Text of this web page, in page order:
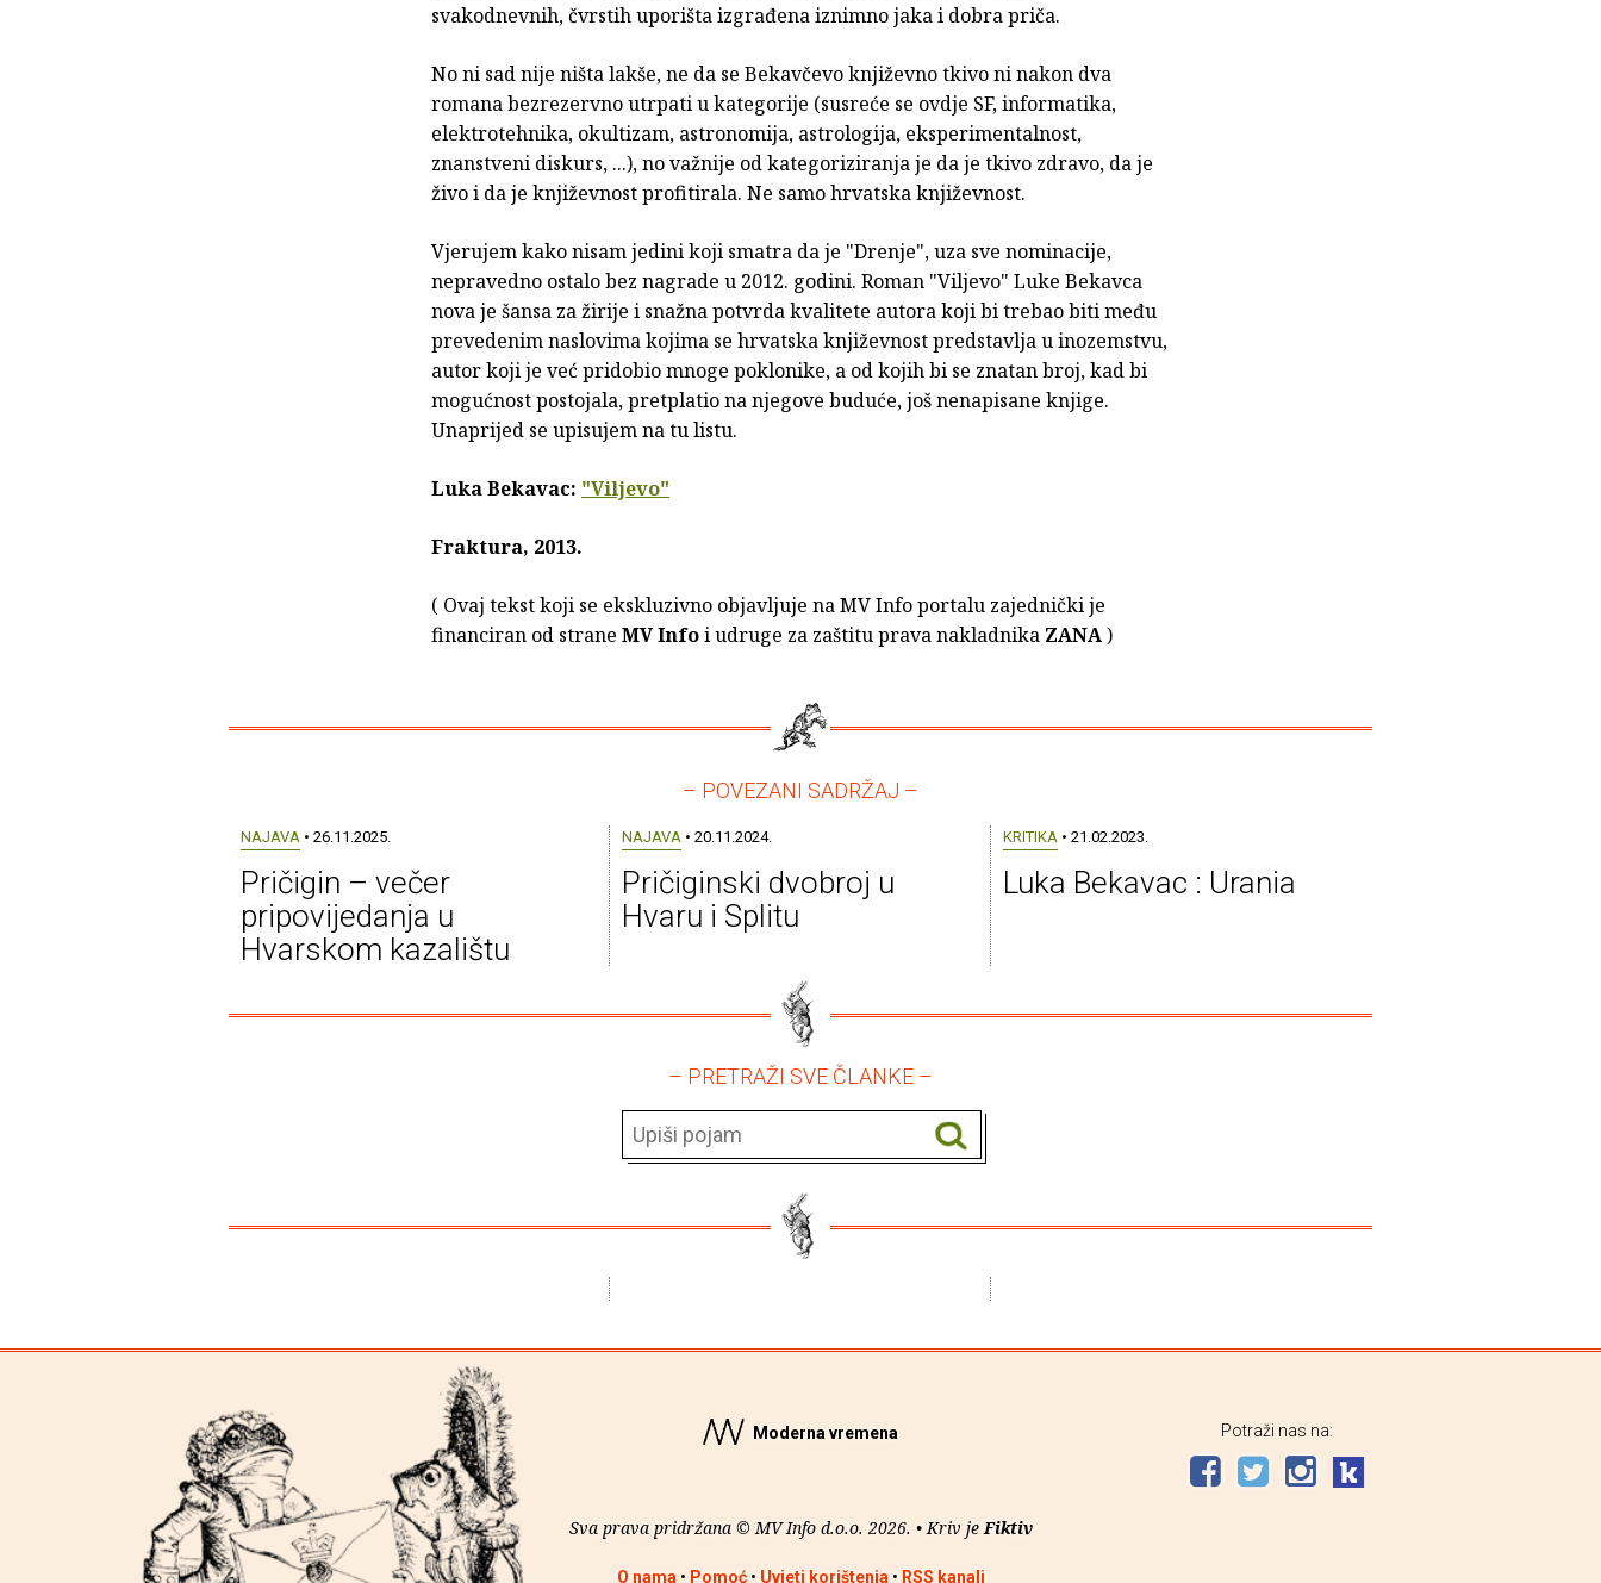
svakodnevnih, čvrstih uporišta izgrađena iznimno jaka i dobra priča.
No ni sad nije ništa lakše, ne da se Bekavčevo književno tkivo ni nakon dva
romana bezrezervno utrpati u kategorije (susreće se ovdje SF, informatika,
elektrotehnika, okultizam, astronomija, astrologija, eksperimentalnost,
znanstveni diskurs, ...), no važnije od kategoriziranja je da je tkivo zdravo, da je
živo i da je književnost profitirala. Ne samo hrvatska književnost.
Vjerujem kako nisam jedini koji smatra da je "Drenje", uza sve nominacije,
nepravedno ostalo bez nagrade u 2012. godini. Roman "Viljevo" Luke Bekavca
nova je šansa za žirije i snažna potvrda kvalitete autora koji bi trebao biti među
prevedenim naslovima kojima se hrvatska književnost predstavlja u inozemstvu,
autor koji je već pridobio mnoge poklonike, a od kojih bi se znatan broj, kad bi
mogućnost postojala, pretplatio na njegove buduće, još nenapisane knjige.
Unaprijed se upisujem na tu listu.
Luka Bekavac: "Viljevo"
Fraktura, 2013.
( Ovaj tekst koji se ekskluzivno objavljuje na MV Info portalu zajednički je
financiran od strane MV Infoi udruge za zaštitu prava nakladnika ZANA)
– POVEZANI SADRŽAJ –
NAJAVA • 26.11.2025.
Pričigin – večer
pripovijedanja u
Hvarskom kazalištu
NAJAVA • 20.11.2024.
Pričiginski dvobroj u
Hvaru i Splitu
KRITIKA • 21.02.2023.
Luka Bekavac : Urania
– PRETRAŽI SVE ČLANKE –
Moderna vremena
Sva prava pridržana © MV Info d.o.o. 2026. • Kriv je Fiktiv
O nama • Pomoć• Uvjeti korištenja • RSS kanali
Potraži nas na: